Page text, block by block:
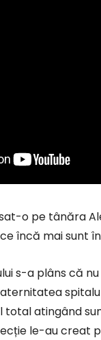
o pe tânăra
încă mai sunt
s-a plâns că
atingând
le-au creat